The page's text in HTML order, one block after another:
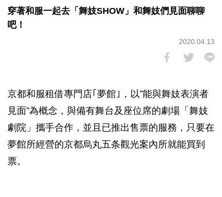
穿著和服一起去「舞妓SHOW」和舞妓們見面聊聊
吧！
2020.04.13
京都和服租借專門店｢夢館｣，以”能與舞妓表演者
見面”為概念，與備有舞台及座位席的劇場「舞妓
劇院」攜手合作，並且已推出售票的服務，只要在
夢館所經營的京都烏丸五条觀光案內所就能買到
票。